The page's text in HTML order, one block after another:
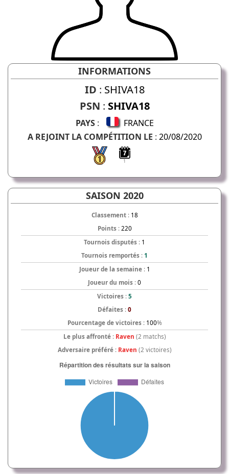
INFORMATIONS
ID : SHIVA18
PSN : SHIVA18
PAYS:
FRANCE
A REJOINT LA COMPÉTITION LE : 20/08/2020
1
SAISON 2020
Classement: 18
Points: 220
Tournois disputés : 1
Tournois remportés : 1
Joueur de la semaine: 1
Joueur du mois : 0
Victoires : 5
Défaites : 0
Pourcentage de victoires: 100%
Le plus affronté: Raven (2 matchs)
Adversaire préféré: Raven (2 victoires)